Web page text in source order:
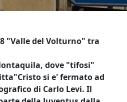
"Valle del Volturno" tra
dove "tifosi"
si e' fermato ad
di Carlo Levi. Il